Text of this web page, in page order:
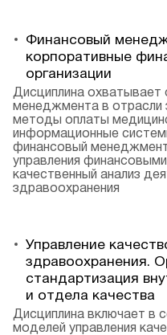
Финансовый
корпоративные
организации
Дисциплина охватывает
менеджмента в отрасли
методы оплаты
информационные
финансовый
управления
качественный анализ
здравоохранения
Управление
здравоохранения.
стандартизация
и отдела качества
Дисциплина включает в
моделей управления